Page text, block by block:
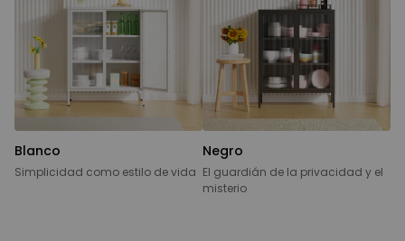
Blanco
Simplicidad como estilo de vida
Negro
El guardián de la privacidad y el
misterio